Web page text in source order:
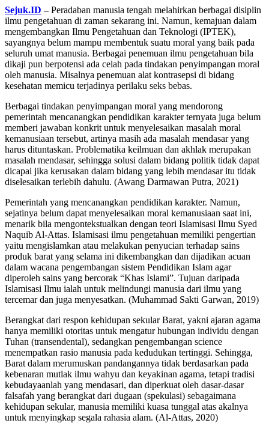
Sejuk.ID –Peradaban manusia tengah melahirkan berbagai disiplin
ilmu pengetahuan di zaman sekarang ini. Namun, kemajuan dalam
mengembangkan Ilmu Pengetahuan dan Teknologi (IPTEK),
sayangnya belum mampu membentuk suatu moral yang baik pada
seluruh umat manusia. Berbagai penemuan ilmu pengetahuan bila
dikaji pun berpotensi ada celah pada tindakan penyimpangan moral
oleh manusia. Misalnya penemuan alat kontrasepsi di bidang
kesehatan memicu terjadinya perilaku seks bebas.
Berbagai tindakan penyimpangan moral yang mendorong
pemerintah mencanangkan pendidikan karakter ternyata juga belum
memberi jawaban konkrit untuk menyelesaikan masalah moral
kemanusiaan tersebut, artinya masih ada masalah mendasar yang
harus dituntaskan. Problematika keilmuan dan akhlak merupakan
masalah mendasar, sehingga solusi dalam bidang politik tidak dapat
dicapai jika kerusakan dalam bidang yang lebih mendasar itu tidak
diselesaikan terlebih dahulu. (Awang Darmawan Putra, 2021)
Pemerintah yang mencanangkan pendidikan karakter. Namun,
sejatinya belum dapat menyelesaikan moral kemanusiaan saat ini,
menarik bila mengontekstualkan dengan teori Islamisasi Ilmu Syed
Naquib Al-Attas. Islamisasi ilmu pengetahuan memiliki pengertian
yaitu mengislamkan atau melakukan penyucian terhadap sains
produk barat yang selama ini dikembangkan dan dijadikan acuan
dalam wacana pengembangan sistem Pendidikan Islam agar
diperoleh sains yang bercorak “Khas Islami”. Tujuan daripada
Islamisasi Ilmu ialah untuk melindungi manusia dari ilmu yang
tercemar dan juga menyesatkan. (Muhammad Sakti Garwan, 2019)
Berangkat dari respon kehidupan sekular Barat, yakni ajaran agama
hanya memiliki otoritas untuk mengatur hubungan individu dengan
Tuhan (transendental), sedangkan pengembangan science
menempatkan rasio manusia pada kedudukan tertinggi. Sehingga,
Barat dalam merumuskan pandangannya tidak berdasarkan pada
kebenaran mutlak ilmu wahyu dan keyakinan agama, tetapi tradisi
kebudayaanlah yang mendasari, dan diperkuat oleh dasar-dasar
falsafah yang berangkat dari dugaan (spekulasi) sebagaimana
kehidupan sekular, manusia memiliki kuasa tunggal atas akalnya
untuk menyingkap segala rahasia alam. (Al-Attas, 2020)